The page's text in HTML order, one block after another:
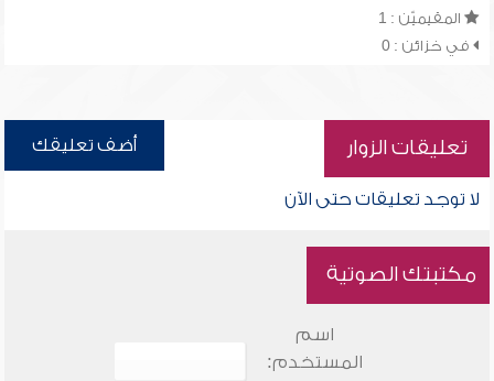
المقيميّن : 1
في خزائن : 0
تعليقات الزوار أضف تعليقك
لا توجد تعليقات حتى الآن
مكتبتك الصوتية
اسم
المستخدم: